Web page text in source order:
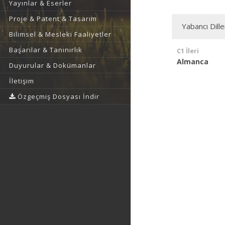
Yayınlar & Eserler
Proje & Patent & Tasarım
Bilimsel & Mesleki Faaliyetler
Başarılar & Tanınırlık
Duyurular & Dokümanlar
İletişim
Özgeçmiş Dosyası İndir
Yabancı
C1 İleri
Almanca